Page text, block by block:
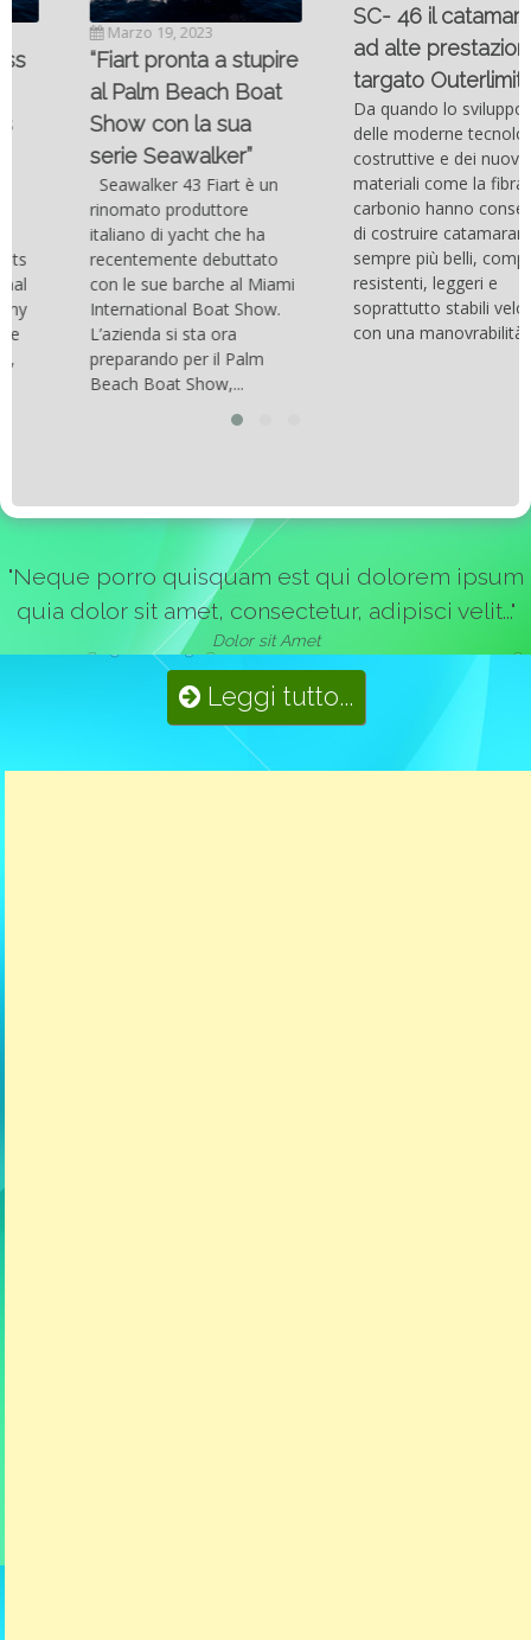
Marzo 19, 2023
“Fiart pronta a stupire
al Palm Beach Boat
Show con la sua
serie Seawalker”
Seawalker 43 Fiart è un
rinomato produttore
italiano di yacht che ha
recentemente debuttato
con le sue barche al Miami
International Boat Show.
L’azienda si sta ora
preparando per il Palm
Beach Boat Show,...
SC- 46 il catamarano
ad alte prestazioni
targato Outerlimits.
Da quando lo sviluppo
delle moderne tecnologie
costruttive e dei nuovi
materiali come la fibra di
carbonio hanno consentito
di costruire catamarani
sempre più belli, compatti,
resistenti, leggeri e
soprattutto stabili veloci
con una manovrabilità...
"Neque porro quisquam est qui dolorem ipsum
quia dolor sit amet, consectetur, adipisci velit..."
Dolor sit Amet
Leggi tutto...